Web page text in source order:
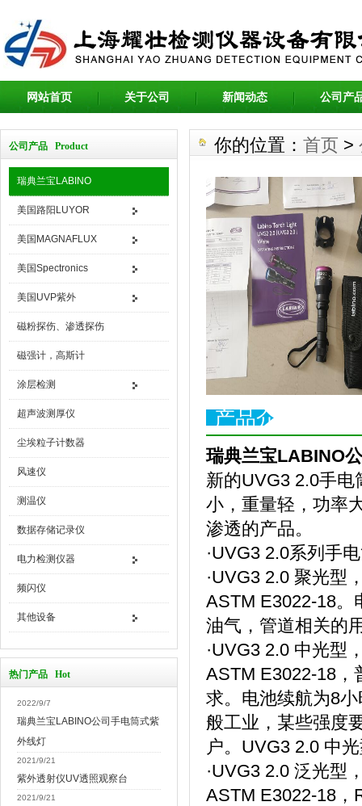
网站首页 关于公司 新闻动态 公司产
公司产品 Product
瑞典兰宝LABINO
美国路阳LUYOR
美国MAGNAFLUX
美国Spectronics
美国UVP紫外
磁粉探伤、渗透探伤
磁强计，高斯计
涂层检测
超声波测厚仪
尘埃粒子计数器
风速仪
测温仪
数据存储记录仪
电力检测仪器
频闪仪
其他设备
热门产品 Hot
2022/9/7
瑞典兰宝LABINO公司手电筒式紫
外线灯
2021/9/21
紫外透射仪UV透照观察台
2021/9/21
你的位置： 首页 >
产品介绍
瑞典兰宝LABINO
新的UVG3 2.0手
小，重量轻，功率
渗透的产品。
·UVG3 2.0系列手
·UVG3 2.0 聚光型
ASTM E3022-18。
油气，管道相关的
·UVG3 2.0 中光型
ASTM E3022-18，
求。电池续航为8
般工业，某些强度
户。UVG3 2.0 中
·UVG3 2.0 泛光型
ASTM E3022-18，